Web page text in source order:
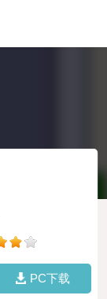
PC下载